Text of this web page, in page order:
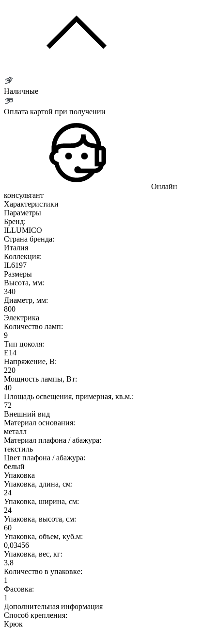
Наличные
Оплата картой при получении
Онлайн
консультант
Характеристики
Параметры
Бренд:
ILLUMICO
Страна бренда:
Италия
Коллекция:
IL6197
Размеры
Высота, мм:
340
Диаметр, мм:
800
Электрика
Количество ламп:
9
Тип цоколя:
E14
Напряжение, В:
220
Мощность лампы, Вт:
40
Площадь освещения, примерная, кв.м.:
72
Внешний вид
Материал основания:
металл
Материал плафона / абажура:
текстиль
Цвет плафона / абажура:
белый
Упаковка
Упаковка, длина, см:
24
Упаковка, ширина, см:
24
Упаковка, высота, см:
60
Упаковка, объем, куб.м:
0,03456
Упаковка, вес, кг:
3,8
Количество в упаковке:
1
Фасовка:
1
Дополнительная информация
Способ крепления:
Крюк